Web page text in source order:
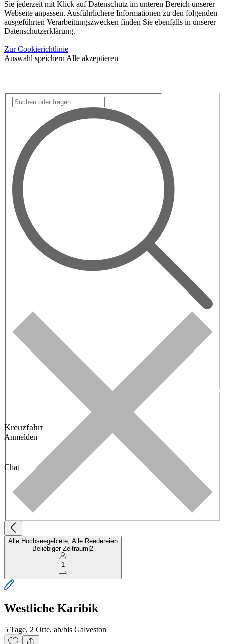
Sie jederzeit mit Klick auf Datenschutz im unteren Bereich unserer
Webseite anpassen. Ausführlichere Informationen zu den folgenden
ausgeführten Verarbeitungszwecken finden Sie ebenfalls in unserer
Datenschutzerklärung.
Zur Cookierichtlinie
Auswahl speichern Alle akzeptieren
Kreuzfahrt
Anmelden
Chat
Alle Hochseegebiete, Alle Reedereien
Beliebiger Zeitraum 2
1
Westliche Karibik
5 Tage, 2 Orte, ab/bis Galveston